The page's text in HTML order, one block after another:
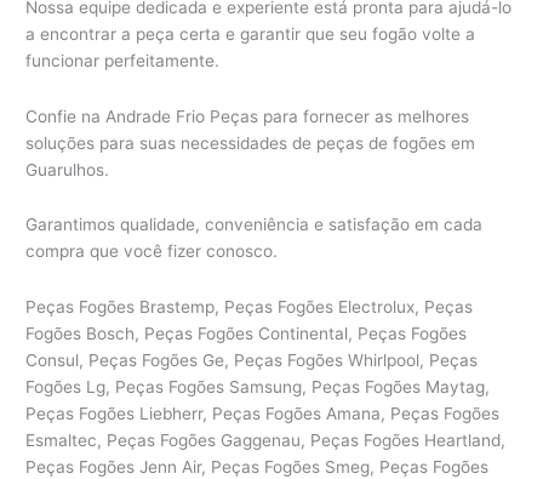
Nossa equipe dedicada e experiente está pronta para ajudá-lo
a encontrar a peça certa e garantir que seu fogão volte a
funcionar perfeitamente.
Confie na Andrade Frio Peças para fornecer as melhores
soluções para suas necessidades de peças de fogões em
Guarulhos.
Garantimos qualidade, conveniência e satisfação em cada
compra que você fizer conosco.
Peças Fogões Brastemp, Peças Fogões Electrolux, Peças
Fogões Bosch, Peças Fogões Continental, Peças Fogões
Consul, Peças Fogões Ge, Peças Fogões Whirlpool, Peças
Fogões Lg, Peças Fogões Samsung, Peças Fogões Maytag,
Peças Fogões Liebherr, Peças Fogões Amana, Peças Fogões
Esmaltec, Peças Fogões Gaggenau, Peças Fogões Heartland,
Peças Fogões Jenn Air, Peças Fogões Smeg, Peças Fogões